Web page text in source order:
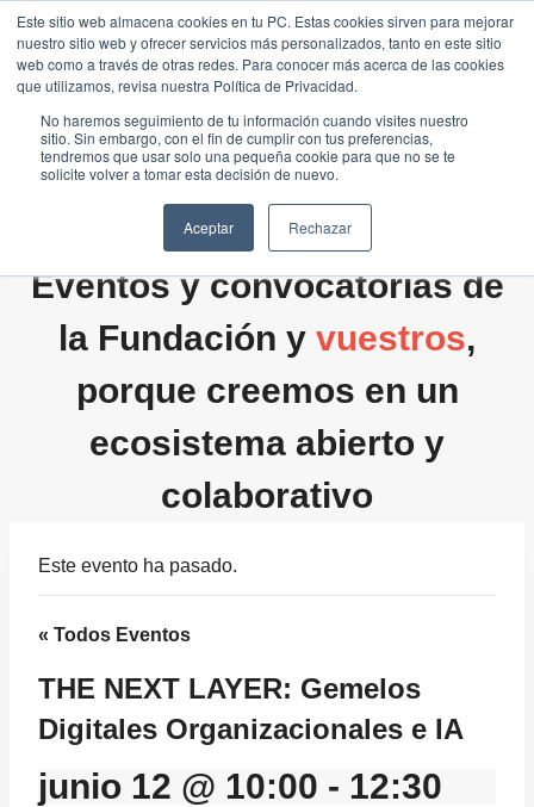
Este sitio web almacena cookies en tu PC. Estas cookies sirven para mejorar
nuestro sitio web y ofrecer servicios más personalizados, tanto en este sitio
web como a través de otras redes. Para conocer más acerca de las cookies
que utilizamos, revisa nuestra Política de Privacidad.
No haremos seguimiento de tu información cuando visites nuestro
sitio. Sin embargo, con el fin de cumplir con tus preferencias,
tendremos que usar solo una pequeña cookie para que no se te
solicite volver a tomar esta decisión de nuevo.
Aceptar Rechazar
Saltar
contenido
Eventos y convocatorias de
la Fundación y vuestros,
porque creemos en un
ecosistema abierto y
colaborativo
Este evento ha pasado.
« Todos Eventos
THE NEXT LAYER: Gemelos
Digitales Organizacionales e IA
junio 12 @ 10:00 - 12:30
Traducir »